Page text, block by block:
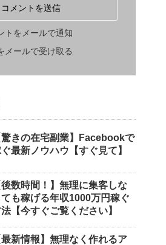
トをメールで通知
メールで受け取る
驚きの在宅副業】Facebookで
最新ノウハウ【すぐ見て】
後数時間！】無理に集客しな
ても稼げる年収1000万円稼ぐ
【今すぐご覧ください】
最新情報】無理なく作れるア